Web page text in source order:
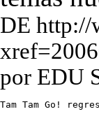
DE http://
por EDU
Tam Tam Go!